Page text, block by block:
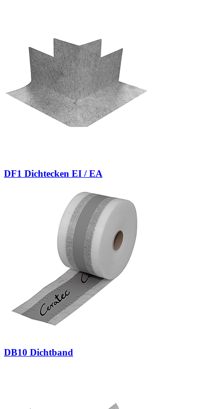
DF1 Dichtecken EI / EA
DB10 Dichtband